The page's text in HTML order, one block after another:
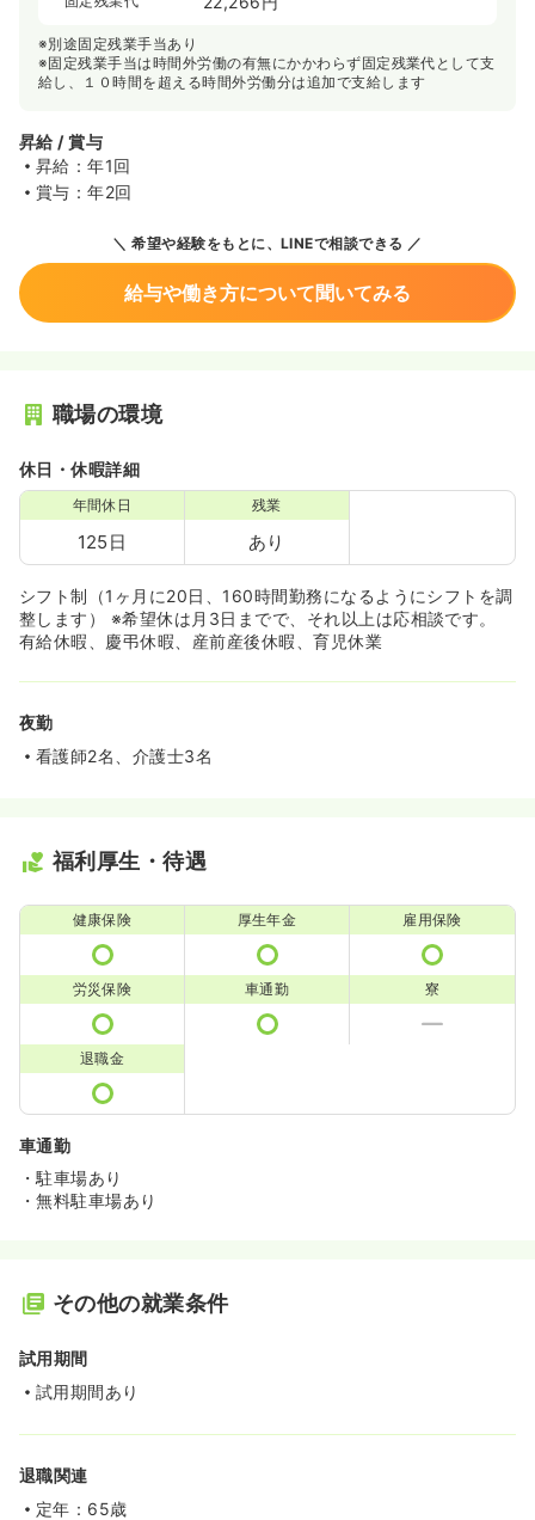
※別途固定残業手当あり
※固定残業手当は時間外労働の有無にかかわらず固定残業代として支
給し、１０時間を超える時間外労働分は追加で支給します
昇給 / 賞与
昇給：年1回
賞与：年2回
希望や経験をもとに、LINEで相談できる
給与や働き方について聞いてみる
職場の環境
休日・休暇詳細
年間休日
125日
残業
あり
シフト制（1ヶ月に20日、160時間勤務になるようにシフトを調
整します） ※希望休は月3日までで、それ以上は応相談です。
有給休暇、慶弔休暇、産前産後休暇、育児休業
夜勤
看護師2名、介護士3名
福利厚生・待遇
健康保険 厚生年金 雇用保険
労災保険 車通勤 寮
退職金
車通勤
・駐車場あり
・無料駐車場あり
その他の就業条件
試用期間
試用期間あり
退職関連
定年：65歳